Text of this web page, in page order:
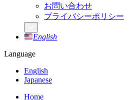
お問い合わせ
プライバシーポリシー
English
Language
English
Japanese
Home